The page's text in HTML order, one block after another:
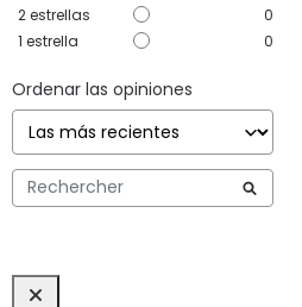
2estrellas
0
1 estrella 0
Ordenar las opiniones